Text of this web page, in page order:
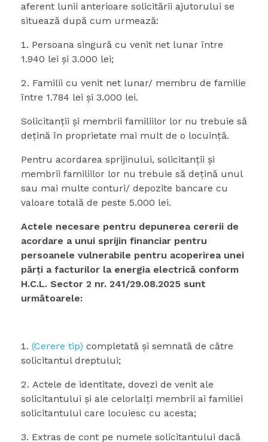
aferent lunii anterioare solicitării ajutorului se
situează după cum urmează:
Persoana singură cu venit net lunar între
1.940 lei şi 3.000 lei;
Familii cu venit net lunar/ membru de familie
între 1.784 lei şi 3.000 lei.
Solicitanţii și membrii familiilor lor nu trebuie să
dețină în proprietate mai mult de o locuință.
Pentru acordarea sprijinului, solicitanţii şi
membrii familiilor lor nu trebuie să deţină unul
sau mai multe conturi/ depozite bancare cu
valoare totală de peste 5.000 lei.
Actele necesare pentru depunerea cererii de
acordare a unui sprijin financiar pentru
persoanele vulnerabile pentru acoperirea unei
părţi a facturilor la energia electrică conform
H.C.L. Sector 2 nr. 241/29.08.2025 sunt
următoarele:
(Cerere tip) completată şi semnată de către
solicitantul dreptului;
Actele de identitate, dovezi de venit ale
solicitantului și ale celorlalți membrii ai familiei
solicitantului care locuiesc cu acesta;
Extras de cont pe numele solicitantului dacă